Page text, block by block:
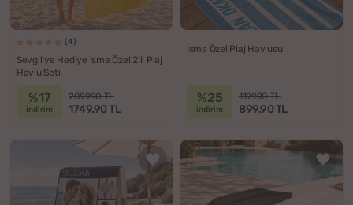
(4)
Sevgiliye Hediye İsme Özel 2'li Plaj
Havlu Seti
%17
indirim
2099.90 TL
1749.90 TL
İsme Özel Plaj Havlusu
%25
indirim
1199.90 TL
899.90 TL